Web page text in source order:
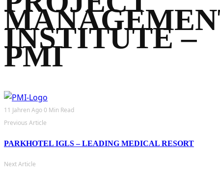
INSTITUTE –
PMI
11 Jahren Ago0 Min Read
Previous Article
PARKHOTEL IGLS – LEADING MEDICAL RESORT
Next Article